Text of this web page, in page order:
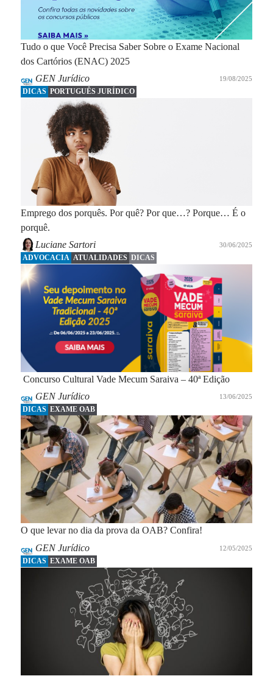
Tudo o que Você Precisa Saber Sobre o Exame Nacional
dos Cartórios (ENAC) 2025
GEN Jurídico
19/08/2025
DICAS PORTUGUÊS JURÍDICO
Emprego dos porquês. Por quê? Por que…? Porque… É o
porquê.
Luciane Sartori
30/06/2025
ADVOCACIA ATUALIDADES DICAS
Concurso Cultural Vade Mecum Saraiva – 40ª Edição
GEN Jurídico
13/06/2025
DICAS EXAME OAB
O que levar no dia da prova da OAB? Confira!
GEN Jurídico
12/05/2025
DICAS EXAME OAB